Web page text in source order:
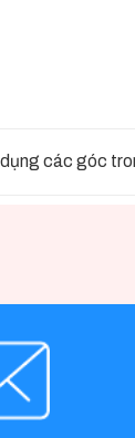
các góc